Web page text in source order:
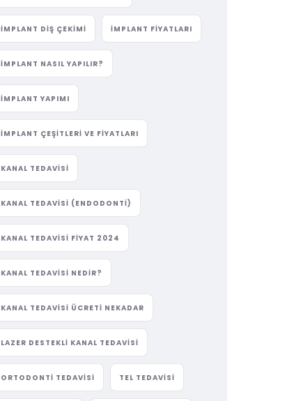
IMPLANT DIŞ ÇEKIMI IMPLANT FIYATLARI
IMPLANT NASIL YAPILIR?
IMPLANT YAPIMI
IMPLANT ÇEŞITLERI VE FIYATLARI
KANAL TEDAVISI
KANAL TEDAVISI (ENDODONTI)
KANAL TEDAVISI FIYAT 2024
KANAL TEDAVISI NEDIR?
KANAL TEDAVISI ÜCRETI NEKADAR
LAZER DESTEKLI KANAL TEDAVISI
ORTODONTI TEDAVISI TEL TEDAVISI